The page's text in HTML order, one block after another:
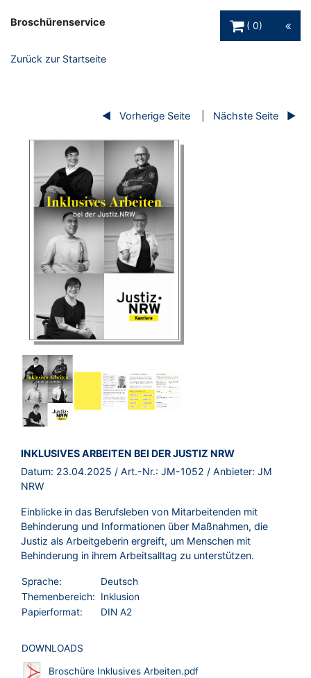
Broschürenservice
0
Zurück zur Startseite
Vorherige Seite Nächste Seite
BROSCHÜRE:
INKLUSIVES ARBEITEN BEI DER JUSTIZ NRW
Datum: 23.04.2025 / Art.-Nr.: JM-1052 / Anbieter: JM
NRW
Einblicke in das Berufsleben von Mitarbeitenden mit
Behinderung und Informationen über Maßnahmen, die
Justiz als Arbeitgeberin ergreift, um Menschen mit
Behinderung in ihrem Arbeitsalltag zu unterstützen.
Sprache:
Deutsch
Themenbereich:
Inklusion
Papierformat:
DIN A2
DOWNLOADS
Broschüre Inklusives Arbeiten.pdf